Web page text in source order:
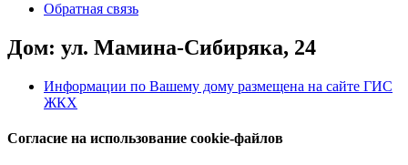
Обратная связь
Дом: ул. Мамина-Сибиряка, 24
Информации по Вашему дому размещена на сайте ГИС
ЖКХ
Согласие на использование cookie-файлов